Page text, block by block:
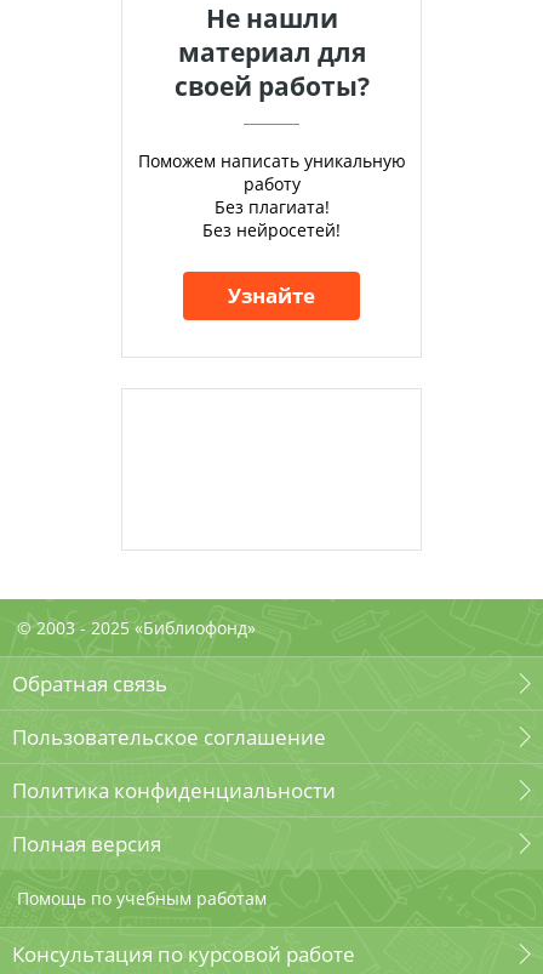
Не нашли
материал для
своей работы?
Поможем написать уникальную
работу
Без плагиата!
Без нейросетей!
Узнайте
© 2003 - 2025 «Библиофонд»
Обратная связь
Пользовательское соглашение
Политика конфиденциальности
Полная версия
Помощь по учебным работам
Консультация по курсовой работе